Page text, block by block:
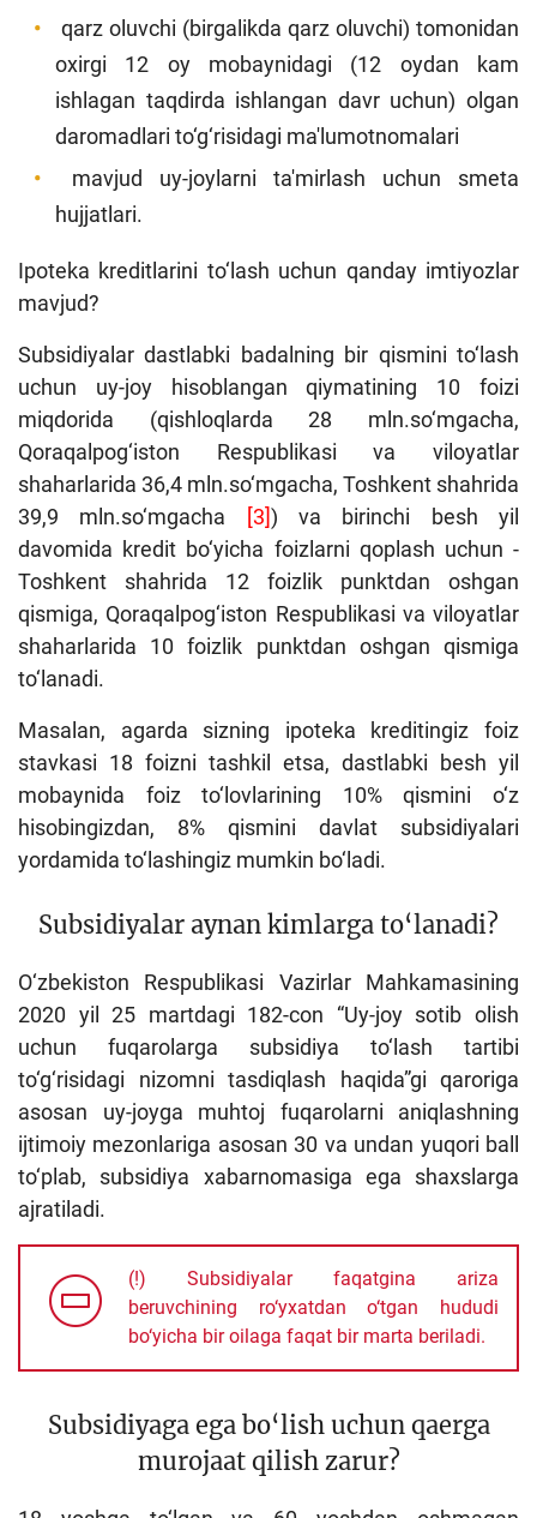
qarz oluvchi (birgalikda qarz oluvchi) tomonidan
oxirgi 12 oy mobaynidagi (12 oydan kam
ishlagan taqdirda ishlangan davr uchun) olgan
daromadlari to‘g‘risidagi ma'lumotnomalari
mavjud uy-joylarni ta'mirlash uchun smeta
hujjatlari.
Ipoteka kreditlarini to‘lash uchun qanday imtiyozlar
mavjud?
Subsidiyalar dastlabki badalning bir qismini to‘lash
uchun uy-joy hisoblangan qiymatining 10 foizi
miqdorida (qishloqlarda 28 mln.so‘mgacha,
Qoraqalpog‘iston Respublikasi va viloyatlar
shaharlarida 36,4 mln.so‘mgacha, Toshkent shahrida
39,9 mln.so‘mgacha
[3]) va birinchi besh yil
davomida kredit bo‘yicha foizlarni qoplash uchun -
Toshkent shahrida 12 foizlik punktdan oshgan
qismiga, Qoraqalpog‘iston Respublikasi va viloyatlar
shaharlarida 10 foizlik punktdan oshgan qismiga
to‘lanadi.
Masalan, agarda sizning ipoteka kreditingiz foiz
stavkasi 18 foizni tashkil etsa, dastlabki besh yil
mobaynida foiz to‘lovlarining 10% qismini o‘z
hisobingizdan, 8% qismini davlat subsidiyalari
yordamida to‘lashingiz mumkin bo‘ladi.
Subsidiyalar aynan kimlarga to‘lanadi?
O‘zbekiston Respublikasi Vazirlar Mahkamasining
2020 yil 25 martdagi 182-con “Uy-joy sotib olish
uchun fuqarolarga subsidiya to‘lash tartibi
to‘g‘risidagi nizomni tasdiqlash haqida”gi qaroriga
asosan uy-joyga muhtoj fuqarolarni aniqlashning
ijtimoiy mezonlariga asosan 30 va undan yuqori ball
to‘plab, subsidiya xabarnomasiga ega shaxslarga
ajratiladi.
(!) Subsidiyalar faqatgina ariza
beruvchining ro‘yxatdan o‘tgan hududi
bo‘yicha bir oilaga faqat bir marta beriladi.
Subsidiyaga ega bo‘lish uchun qaerga
murojaat qilish zarur?